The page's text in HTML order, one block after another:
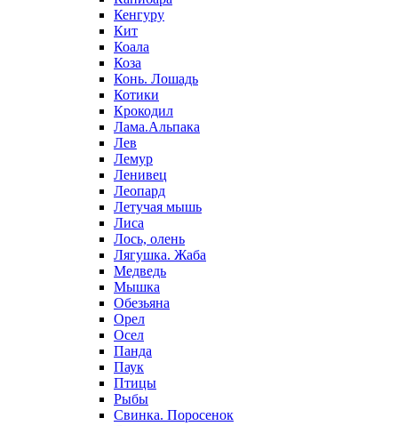
Кенгуру
Кит
Коала
Коза
Конь. Лошадь
Котики
Крокодил
Лама.Альпака
Лев
Лемур
Ленивец
Леопард
Летучая мышь
Лиса
Лось, олень
Лягушка. Жаба
Медведь
Мышка
Обезьяна
Орел
Осел
Панда
Паук
Птицы
Рыбы
Свинка. Поросенок